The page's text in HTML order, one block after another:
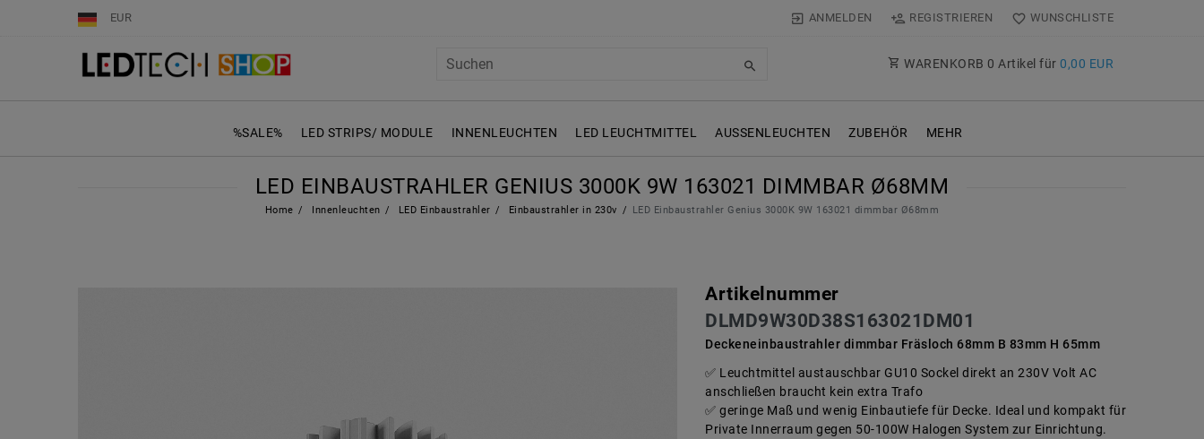
EUR ANMELDEN REGISTRIEREN WUNSCHLISTE
WARENKORB 0 Artikel für 0,00 EUR
%SALE% LED STRIPS/ MODULE INNENLEUCHTEN LED LEUCHTMITTEL AUSSENLEUCHTEN ZUBEHÖR MEHR
LED EINBAUSTRAHLER GENIUS 3000K 9W 163021 DIMMBAR Ø68MM
Home Innenleuchten LED Einbaustrahler Einbaustrahler in 230v LED Einbaustrahler Genius 3000K 9W 163021 dimmbar Ø68mm
Artikelnummer
DLMD9W30D38S163021DM01
Deckeneinbaustrahler dimmbar Fräsloch 68mm B 83mm H 65mm
Leuchtmittel austauschbar GU10 Sockel direkt an 230V Volt AC
anschließen braucht kein extra Trafo
geringe Maß und wenig Einbautiefe für Decke. Ideal und kompakt für
Private Innerraum gegen 50-100W Halogen System zur Einrichtung.